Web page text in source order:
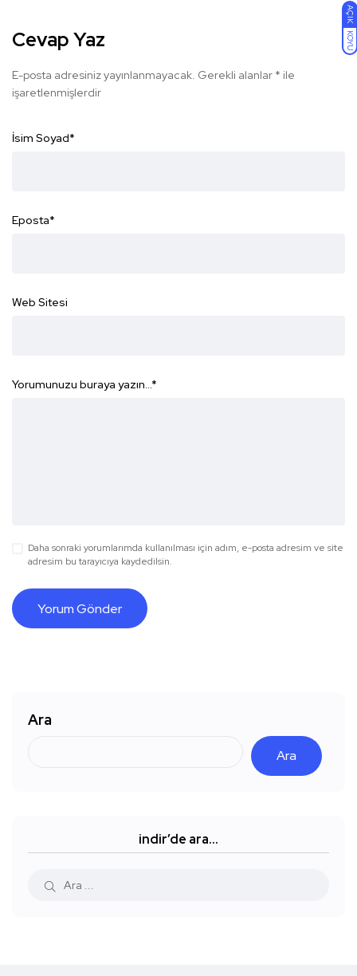
AÇIK
KOYU
Cevap Yaz
E-posta adresiniz yayınlanmayacak. Gerekli alanlar * ile
işaretlenmişlerdir
İsim Soyad*
Eposta*
Web Sitesi
Yorumunuzu buraya yazın...*
Daha sonraki yorumlarımda kullanılması için adım, e-posta adresim ve site
adresim bu tarayıcıya kaydedilsin.
Ara
Ara
indir’de ara…